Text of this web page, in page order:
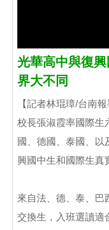
光華高中與復
界大不同
【記者林琨璋/台南
校長張淑霞率國際生
國、德國、泰國、
興國中生和國際生真
來自法、德、泰、巴
交換生，入班選讀適